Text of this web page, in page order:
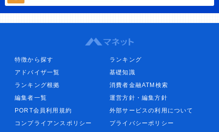
特徴から探す
ランキング
アドバイザ一覧
基礎知識
ランキング根拠
消費者金融ATM検索
編集者一覧
運営方針・編集方針
PORT会員利用規約
外部サービスの利用について
コンプライアンスポリシー
プライバシーポリシー